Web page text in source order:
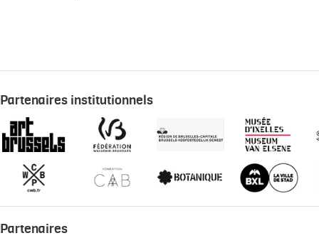
Partenaires institutionnels
Partenaires